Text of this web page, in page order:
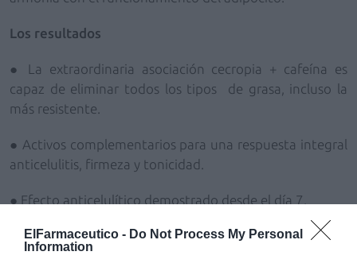
ElFarmaceutico - Do Not Process My Personal
Information
Los resultados
● La extraordinaria asociación cecropia + cafeína es
capaz de eliminar todos los tipos de grasa, incluso la
más resistente.
● Activos complementarios para una respuesta integral
anticelulitis, firmeza y tonicidad.
● Efecto anticelulítico demostrado desde el día 7.
● Capitones alisados desde el día 14.